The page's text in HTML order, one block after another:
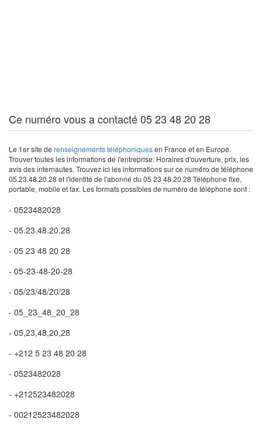
Ce numéro vous a contacté 05 23 48 20 28
Le 1er site de renseignements téléphoniquesen France et en Europe.
Trouver toutes les informations de l'entreprise: Horaires d'ouverture, prix, les
avis des internautes. Trouvez ici les informations sur ce numéro de téléphone
05.23.48.20.28 et l'identité de l'abonné du 05 23 48 20 28 Téléphone fixe,
portable, mobile et fax. Les formats possibles de numéro de téléphone sont :
- 0523482028
- 05.23.48.20.28
- 05 23 48 20 28
- 05-23-48-20-28
- 05/23/48/20/28
- 05_23_48_20_28
- 05,23,48,20,28
- +212 5 23 48 20 28
- 0523482028
- +212523482028
- 00212523482028